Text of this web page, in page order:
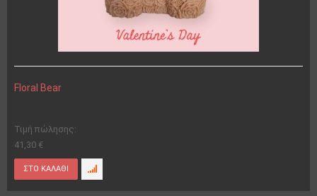
Floral Bear
Τιμή πώλησης:
41,30 €